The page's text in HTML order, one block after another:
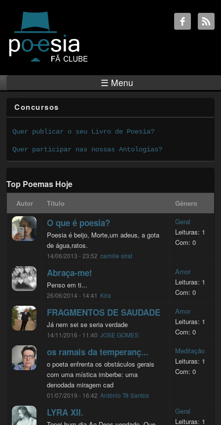
☰ Menu
Concursos
Quer publicar o seu Livro de Poesia?
Quer participar nas nossas Antologias?
Top Poemas Hoje
Autor Título Género
O que é poesia?
Poesia é beijo, Morte,um adeus, a gota
de água,ratos.
14/06/2013 - 23:52 camille sirat
Geral
Leituras: 1
Com: 0
Abraça-me!
Penso em ti...
26/06/2014 - 14:41 Kira
Amor
Leituras: 1
Com: 0
FRAGMENTOS DE SAUDADE
Já nem sei se seria verdade
14/11/2016 - 11:40 JOSE GOMES
Amor
Leituras: 1
Com: 0
os ramais da temperanç...
o poeta enfrenta os obstáculos gerais
com uma mística imberbe: uma
denodada miragem cad
01/07/2019 - 16:42 António Tê Santos
Meditação
Leituras: 1
Com: 0
LYRA XII.
Geral
Leituras: 1